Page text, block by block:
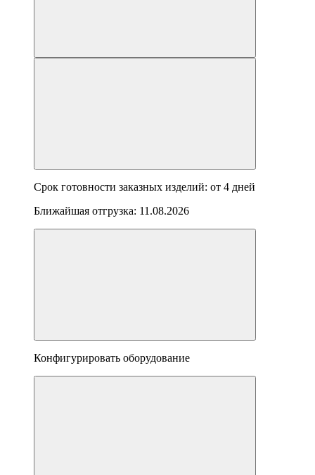
Срок готовности заказных изделий: от 4 дней
Ближайшая отгрузка: 11.08.2026
Конфигурировать оборудование